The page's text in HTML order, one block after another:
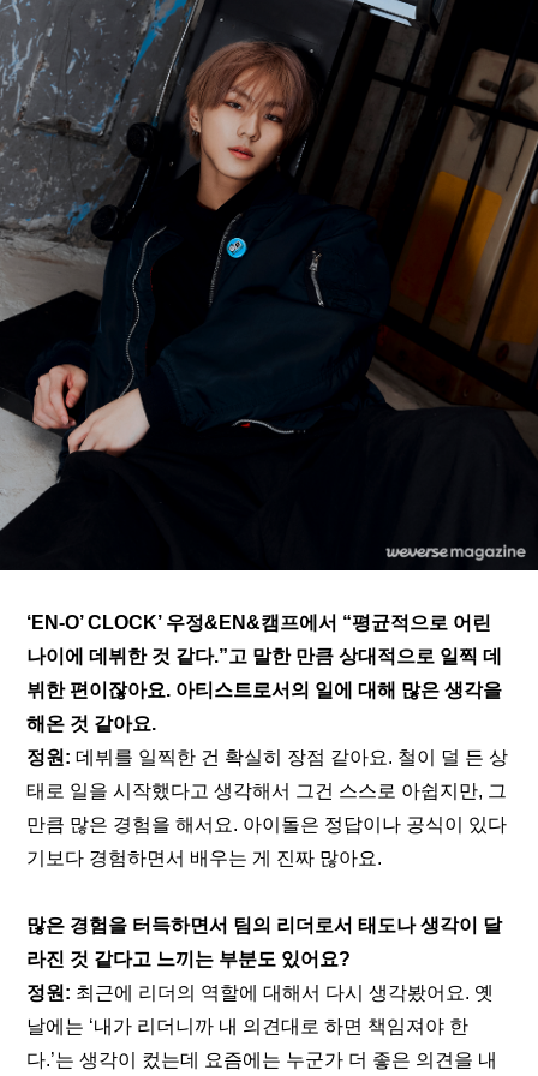
‘EN-O’ CLOCK’ 우정&EN&캠프에서 “평균적으로 어린
나이에 데뷔한 것 같다.”고 말한 만큼 상대적으로 일찍 데
뷔한 편이잖아요. 아티스트로서의 일에 대해 많은 생각을
해온 것 같아요.
정원: 데뷔를 일찍한 건 확실히 장점 같아요. 철이 덜 든 상
태로 일을 시작했다고 생각해서 그건 스스로 아쉽지만, 그
만큼 많은 경험을 해서요. 아이돌은 정답이나 공식이 있다
기보다 경험하면서 배우는 게 진짜 많아요.
많은 경험을 터득하면서 팀의 리더로서 태도나 생각이 달
라진 것 같다고 느끼는 부분도 있어요?
정원: 최근에 리더의 역할에 대해서 다시 생각봤어요. 옛
날에는 ‘내가 리더니까 내 의견대로 하면 책임져야 한
다.’는 생각이 컸는데 요즘에는 누군가 더 좋은 의견을 내